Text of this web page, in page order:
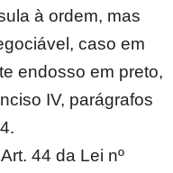
à ordem, mas
caso em
endosso em preto,
IV, parágrafos
44 da Lei nº